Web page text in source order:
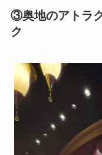
③奥地のアトラ
ク